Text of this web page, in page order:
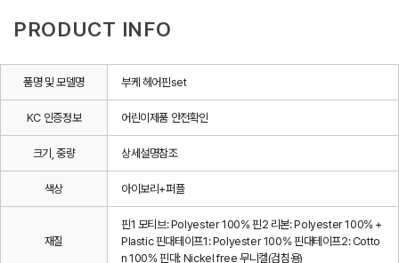
PRODUCT INFO
품명 및 모델명 부케 헤어핀set
KC 인증정보 어린이제품 안전확인
크기, 중량 상세설명참조
색상 아이보리+퍼플
재질
핀1 모티브: Polyester 100% 핀2 리본: Polyester 100% +
Plastic 핀대테이프1: Polyester 100% 핀대테이프2: Cotto
n 100% 핀대: Nickel free 무니켈(검침용)